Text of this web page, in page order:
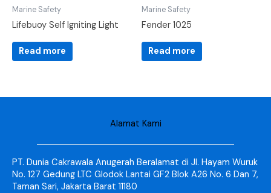
Marine Safety
Lifebuoy Self Igniting Light
Read more
Marine Safety
Fender 1025
Read more
Alamat Kami
PT. Dunia Cakrawala Anugerah Beralamat di Jl. Hayam Wuruk
No. 127 Gedung LTC Glodok Lantai GF2 Blok A26 No. 6 Dan 7,
Taman Sari, Jakarta Barat 11180